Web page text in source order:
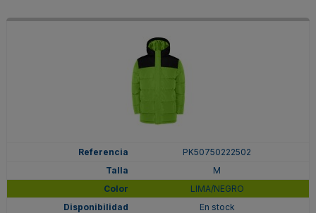
PK50750222502
M
LIMA/NEGRO
En stock